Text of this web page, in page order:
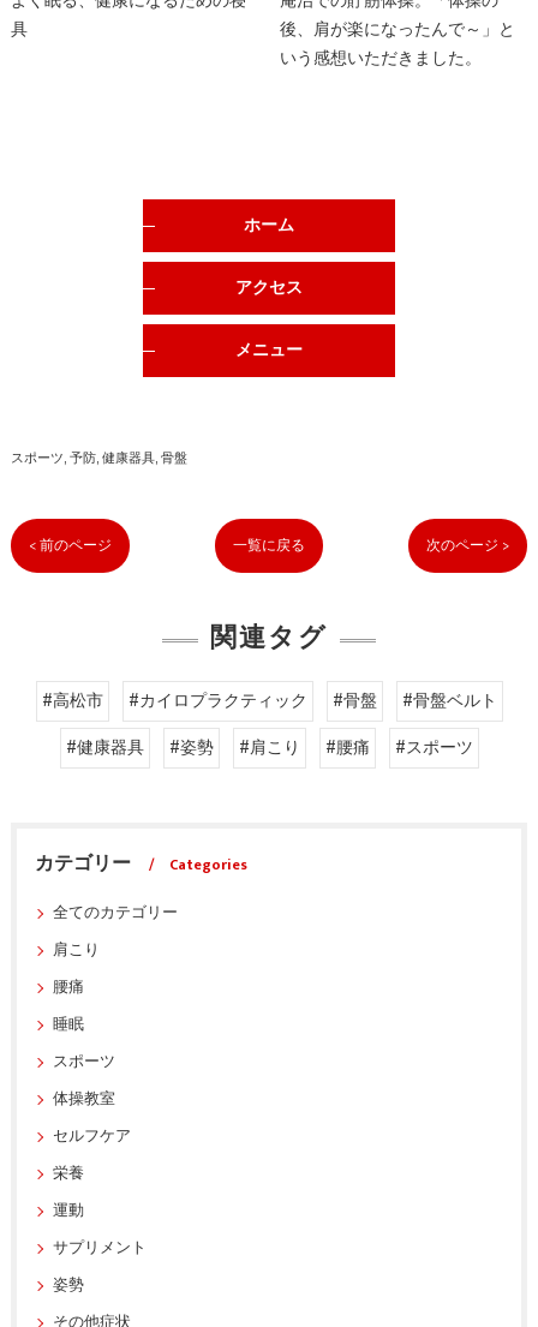
具
後、肩が楽になったんで～」と
いう感想いただきました。
ホーム
アクセス
メニュー
スポーツ 予防 健康器具 骨盤
< 前のページ 一覧に戻る 次のページ >
関連タグ
#高松市 #カイロプラクティック #骨盤
#骨盤ベルト
#健康器具
#姿勢 #肩こり #腰痛 #スポーツ
カテゴリー
Categories
全てのカテゴリー
肩こり
腰痛
睡眠
スポーツ
体操教室
セルフケア
栄養
運動
サプリメント
姿勢